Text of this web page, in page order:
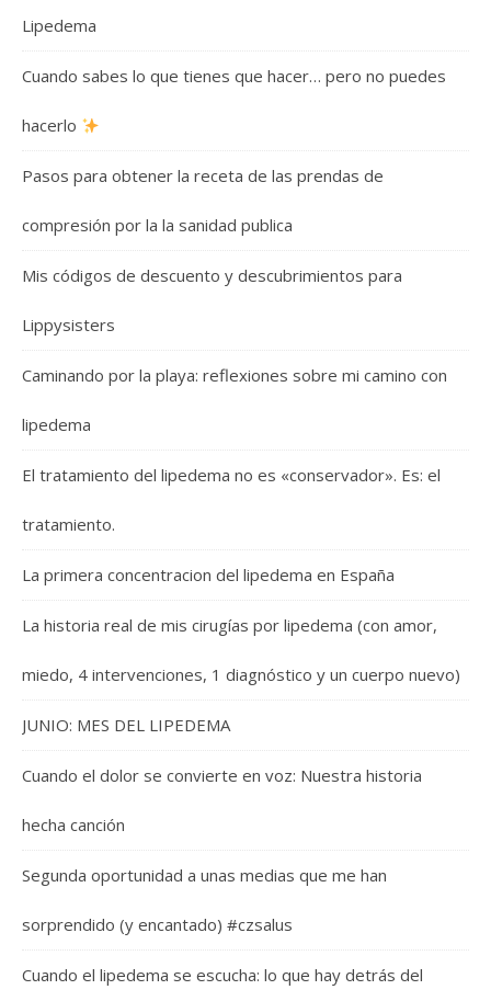
Lipedema
Cuando sabes lo que tienes que hacer… pero no puedes
hacerlo
Pasos para obtener la receta de las prendas de
compresión por la la sanidad publica
Mis códigos de descuento y descubrimientos para
Lippysisters
Caminando por la playa: reflexiones sobre mi camino con
lipedema
El tratamiento del lipedema no es «conservador». Es: el
tratamiento.
La primera concentracion del lipedema en España
La historia real de mis cirugías por lipedema (con amor,
miedo, 4 intervenciones, 1 diagnóstico y un cuerpo nuevo)
JUNIO: MES DEL LIPEDEMA
Cuando el dolor se convierte en voz: Nuestra historia
hecha canción
Segunda oportunidad a unas medias que me han
sorprendido (y encantado) #czsalus
Cuando el lipedema se escucha: lo que hay detrás del